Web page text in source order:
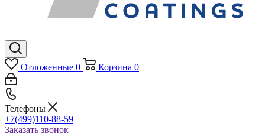
Отложенные 0 Корзина 0
Телефоны
+7(499)110-88-59
Заказать звонок